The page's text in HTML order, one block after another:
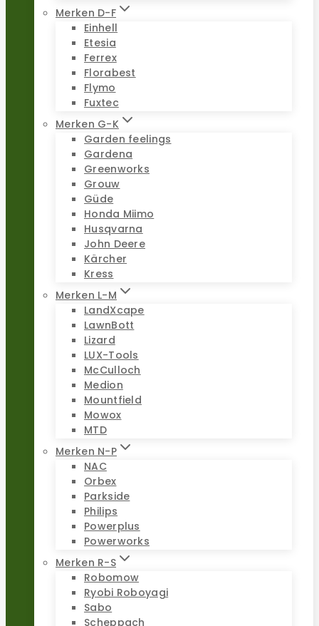
Merken D-F
Einhell
Etesia
Ferrex
Florabest
Flymo
Fuxtec
Merken G-K
Garden feelings
Gardena
Greenworks
Grouw
Güde
Honda Miimo
Husqvarna
John Deere
Kärcher
Kress
Merken L-M
LandXcape
LawnBott
Lizard
LUX-Tools
McCulloch
Medion
Mountfield
Mowox
MTD
Merken N-P
NAC
Orbex
Parkside
Philips
Powerplus
Powerworks
Merken R-S
Robomow
Ryobi Roboyagi
Sabo
Scheppach